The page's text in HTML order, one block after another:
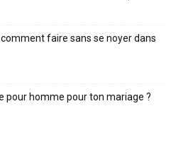
faire sans se noyer dans
pour homme pour ton mariage ?